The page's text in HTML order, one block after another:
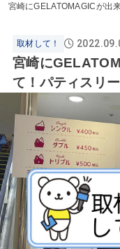
宮崎にGELATOMAGICが出
取材して！
宮崎に
て！パティスリ